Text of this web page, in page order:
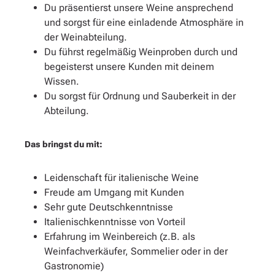
Du präsentierst unsere Weine ansprechend
und sorgst für eine einladende Atmosphäre in
der Weinabteilung.
Du führst regelmäßig Weinproben durch und
begeisterst unsere Kunden mit deinem
Wissen.
Du sorgst für Ordnung und Sauberkeit in der
Abteilung.
Das bringst du mit:
Leidenschaft für italienische Weine
Freude am Umgang mit Kunden
Sehr gute Deutschkenntnisse
Italienischkenntnisse von Vorteil
Erfahrung im Weinbereich (z.B. als
Weinfachverkäufer, Sommelier oder in der
Gastronomie)